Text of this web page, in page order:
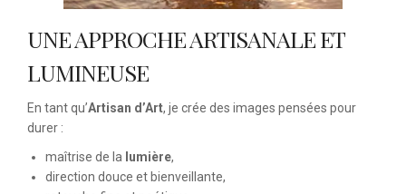
UNE APPROCHE ARTISANALE ET
LUMINEUSE
En tant qu’Artisan d’Art, je crée des images pensées pour
durer :
maîtrise de la lumière,
direction douce et bienveillante,